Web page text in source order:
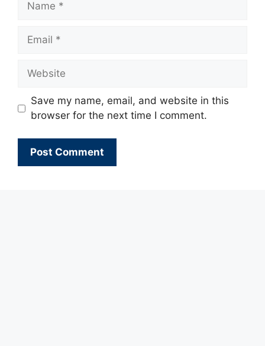
Email
Website
Save my name, email, and website in this
browser for the next time I comment.